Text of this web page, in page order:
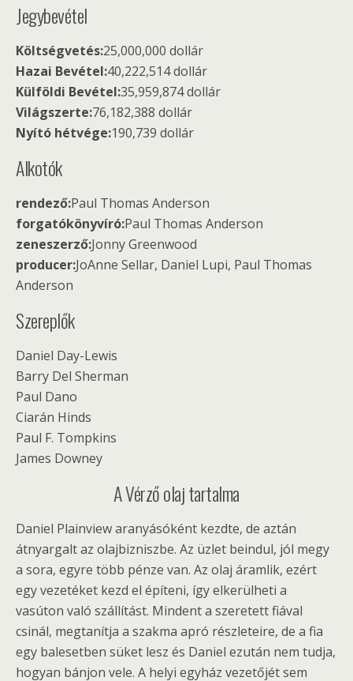
Jegybevétel
Költségvetés:25,000,000 dollár
Hazai Bevétel:40,222,514 dollár
Külföldi Bevétel:35,959,874 dollár
Világszerte:76,182,388 dollár
Nyító hétvége:190,739 dollár
Alkotók
rendező:Paul Thomas Anderson
forgatókönyvíró:Paul Thomas Anderson
zeneszerző:Jonny Greenwood
producer:JoAnne Sellar, Daniel Lupi, Paul Thomas
Anderson
Szereplők
Daniel Day-Lewis
Barry Del Sherman
Paul Dano
Ciarán Hinds
Paul F. Tompkins
James Downey
A Vérző olaj tartalma
Daniel Plainview aranyásóként kezdte, de aztán
átnyargalt az olajbizniszbe. Az üzlet beindul, jól megy
a sora, egyre több pénze van. Az olaj áramlik, ezért
egy vezetéket kezd el építeni, így elkerülheti a
vasúton való szállítást. Mindent a szeretett fiával
csinál, megtanítja a szakma apró részleteire, de a fia
egy balesetben süket lesz és Daniel ezután nem tudja,
hogyan bánjon vele. A helyi egyház vezetőjét sem